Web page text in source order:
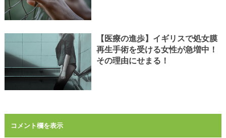
【医療の進歩】イギリスで処女膜
再生手術を受ける女性が急増中！
その理由にせまる！
コメント欄を表示